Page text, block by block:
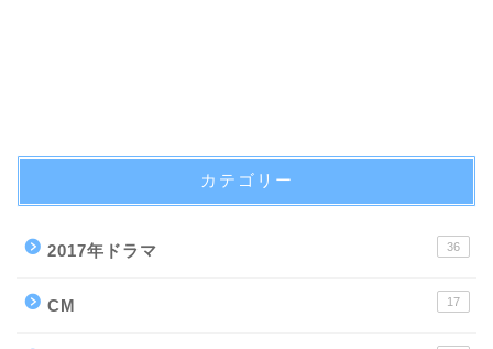
カテゴリー
2017年ドラマ 36
CM 17